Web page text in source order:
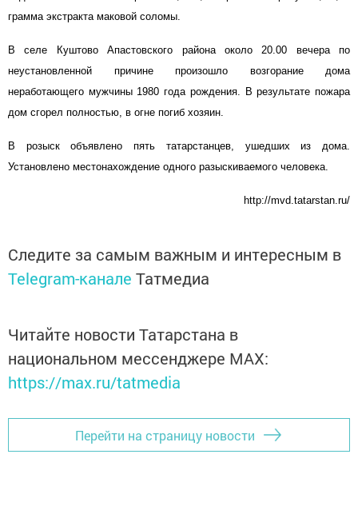
грамма экстракта маковой соломы.
В селе Куштово Апастовского района около 20.00 вечера по
неустановленной причине произошло возгорание дома
неработающего мужчины 1980 года рождения. В результате пожара
дом сгорел полностью, в огне погиб хозяин.
В розыск объявлено пять татарстанцев, ушедших из дома.
Установлено местонахождение одного разыскиваемого человека.
http://mvd.tatarstan.ru/
Следите за самым важным и интересным в
Telegram-канале Татмедиа
Читайте новости Татарстана в
национальном мессенджере MАХ:
https://max.ru/tatmedia
Перейти на страницу новости